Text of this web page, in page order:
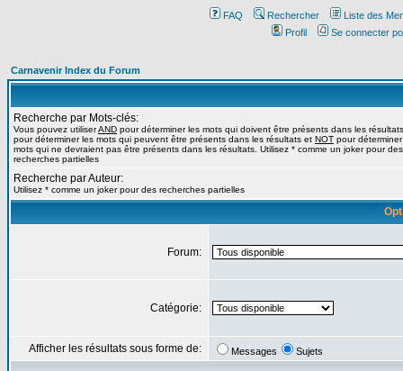
FAQ Rechercher
Liste des
Profil
Se connecter
Carnavenir Index du Forum
Recherche par Mots-clés:
Vous pouvez utiliserAND pour déterminer les mots qui doivent être présents dans les
pour déterminer les mots qui peuvent être présents dans les résultats et NOT pour
mots qui ne devraient pas être présents dans les résultats. Utilisez * comme un joker pour des
recherches partielles
Recherche par Auteur:
Utilisez * comme un joker pour des recherches partielles
Forum:
Catégorie:
Afficher les résultats sous forme de: Messages Sujets